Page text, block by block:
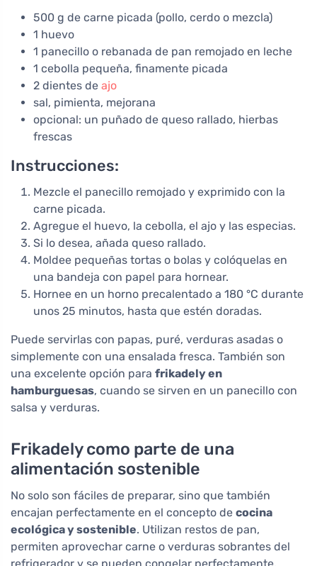
500 g de carne picada (pollo, cerdo o mezcla)
1 huevo
1 panecillo o rebanada de pan remojado en leche
1 cebolla pequeña, finamente picada
2 dientes de ajo
sal, pimienta, mejorana
opcional: un puñado de queso rallado, hierbas
frescas
Instrucciones:
Mezcle el panecillo remojado y exprimido con la
carne picada.
Agregue el huevo, la cebolla, el ajo y las especias.
Si lo desea, añada queso rallado.
Moldee pequeñas tortas o bolas y colóquelas en
una bandeja con papel para hornear.
Hornee en un horno precalentado a 180 °C durante
unos 25 minutos, hasta que estén doradas.
Puede servirlas con papas, puré, verduras asadas o
simplemente con una ensalada fresca. También son
una excelente opción para frikadely en
hamburguesas, cuando se sirven en un panecillo con
salsa y verduras.
Frikadely como parte de una
alimentación sostenible
No solo son fáciles de preparar, sino que también
encajan perfectamente en el concepto de cocina
ecológica y sostenible. Utilizan restos de pan,
permiten aprovechar carne o verduras sobrantes del